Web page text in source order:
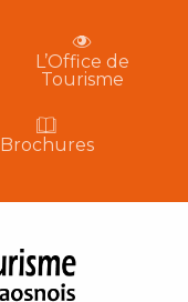
L’Office de
Tourisme
Brochures